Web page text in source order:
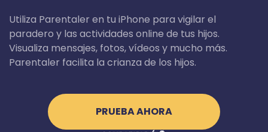
Utiliza Parentaler en tu iPhone para vigilar el
paradero y las actividades online de tus hijos.
Visualiza mensajes, fotos, vídeos y mucho más.
Parentaler facilita la crianza de los hijos.
PRUEBA AHORA